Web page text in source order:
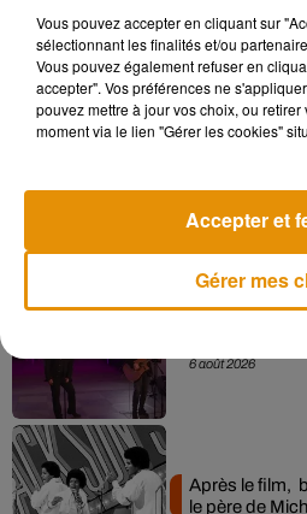
Musique
« Loups
6 août 2026
Après le film,
le père de
Vous pouvez accepter en cliquant sur
sélectionnant les finalités et/ou
Vous pouvez également refuser en
accepter". Vos préférences ne
pouvez mettre à jour vos choix, ou
moment via le lien "Gérer les cookies"
Gérer mes
Accepter et